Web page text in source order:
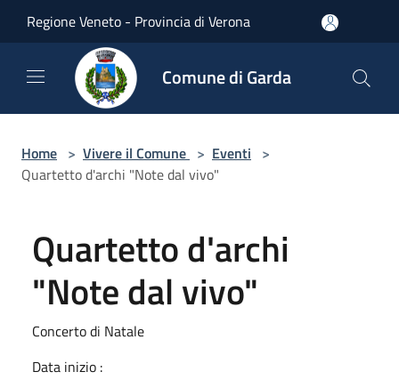
Regione Veneto - Provincia di Verona
Comune di Garda
Home > Vivere il Comune > Eventi >
Quartetto d'archi "Note dal vivo"
Quartetto d'archi
"Note dal vivo"
Concerto di Natale
Data inizio :